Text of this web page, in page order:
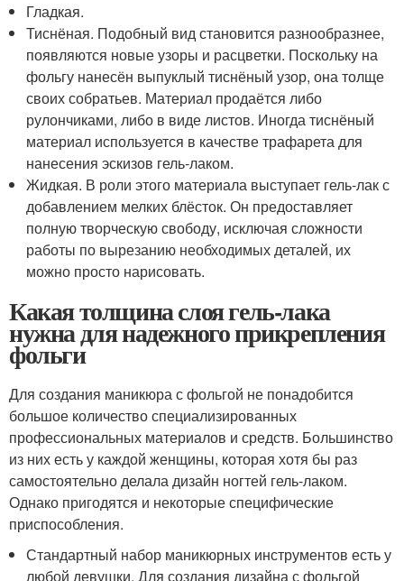
Гладкая.
Тиснёная. Подобный вид становится разнообразнее,
появляются новые узоры и расцветки. Поскольку на
фольгу нанесён выпуклый тиснёный узор, она толще
своих собратьев. Материал продаётся либо
рулончиками, либо в виде листов. Иногда тиснёный
материал используется в качестве трафарета для
нанесения эскизов гель-лаком.
Жидкая. В роли этого материала выступает гель-лак с
добавлением мелких блёсток. Он предоставляет
полную творческую свободу, исключая сложности
работы по вырезанию необходимых деталей, их
можно просто нарисовать.
Какая толщина слоя гель-лака
нужна для надежного прикрепления
фольги
Для создания маникюра с фольгой не понадобится
большое количество специализированных
профессиональных материалов и средств. Большинство
из них есть у каждой женщины, которая хотя бы раз
самостоятельно делала дизайн ногтей гель-лаком.
Однако пригодятся и некоторые специфические
приспособления.
Стандартный набор маникюрных инструментов есть у
любой девушки. Для создания дизайна с фольгой